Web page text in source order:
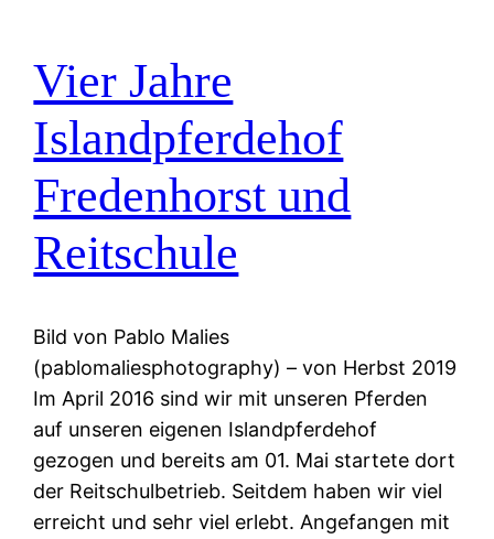
Vier Jahre
Islandpferdehof
Fredenhorst und
Reitschule
Bild von Pablo Malies
(pablomaliesphotography) – von Herbst 2019
Im April 2016 sind wir mit unseren Pferden
auf unseren eigenen Islandpferdehof
gezogen und bereits am 01. Mai startete dort
der Reitschulbetrieb. Seitdem haben wir viel
erreicht und sehr viel erlebt. Angefangen mit